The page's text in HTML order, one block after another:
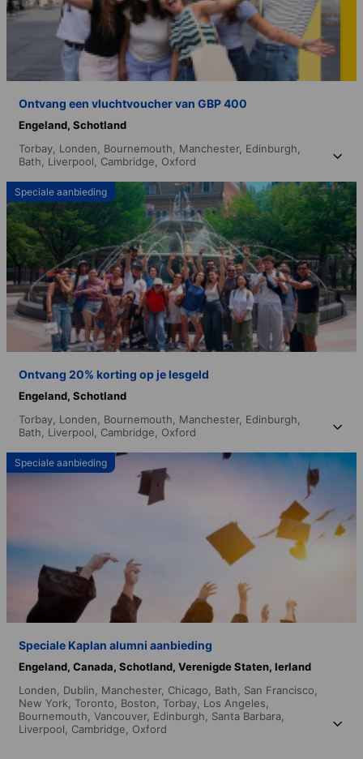
Ontvang een vluchtvoucher van GBP 400
Engeland, Schotland
Torbay, Londen, Bournemouth, Manchester, Edinburgh,
Bath, Liverpool, Cambridge, Oxford
Speciale aanbieding
Ontvang 20% korting op je lesgeld
Engeland, Schotland
Torbay, Londen, Bournemouth, Manchester, Edinburgh,
Bath, Liverpool, Cambridge, Oxford
Speciale aanbieding
Speciale Kaplan alumni aanbieding
Engeland, Canada, Schotland, Verenigde Staten, Ierland
Londen, Dublin, Manchester, Chicago, Bath, San Francisco,
New York, Toronto, Boston, Torbay, Los Angeles,
Bournemouth, Vancouver, Edinburgh, Santa Barbara,
Liverpool, Cambridge, Oxford